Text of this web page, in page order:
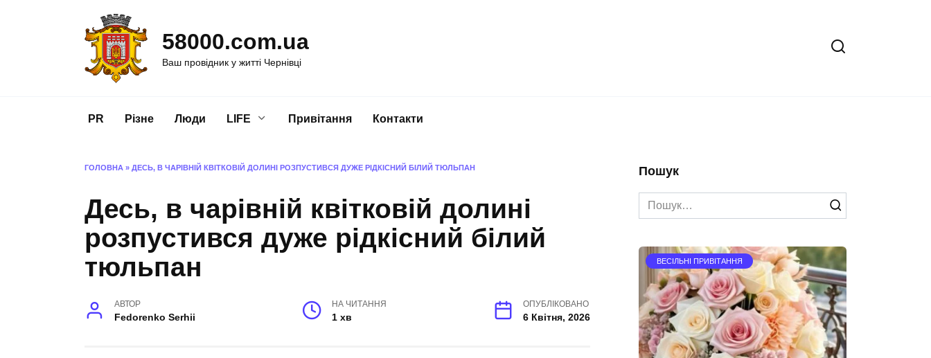
58000.com.ua
Ваш провідник у житті Чернівці
PR Різне Люди LIFE Привітання Контакти
ГОЛОВНА » ДЕСЬ, В ЧАРІВНІЙ КВІТКОВІЙ ДОЛИНІ РОЗПУСТИВСЯ ДУЖЕ РІДКІСНИЙ БІЛИЙ ТЮЛЬПАН
Десь, в чарівній квітковій долині
розпустився дуже рідкісний білий
тюльпан
АВТОР
Fedorenko Serhii
НА ЧИТАННЯ
1 хв
ОПУБЛІКОВАНО
6 Квітня, 2026
Пошук
Search
for:
ВЕСІЛЬНІ ПРИВІТАННЯ